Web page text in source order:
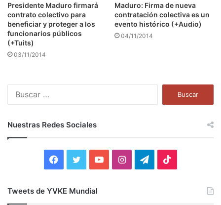
Presidente Maduro firmará
contrato colectivo para
beneficiar y proteger a los
funcionarios públicos
(+Tuits)
03/11/2014
Maduro: Firma de nueva
contratación colectiva es un
evento histórico (+Audio)
04/11/2014
r
:
Nuestras Redes Sociales
I
Tweets de YVKE Mundial